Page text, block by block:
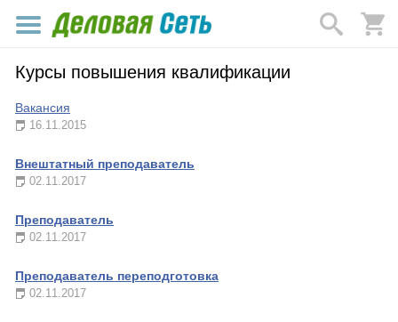
Курсы повышения квалификации
Вакансия
16.11.2015
Внештатный преподаватель
02.11.2017
Преподаватель
02.11.2017
Преподаватель переподготовка
02.11.2017